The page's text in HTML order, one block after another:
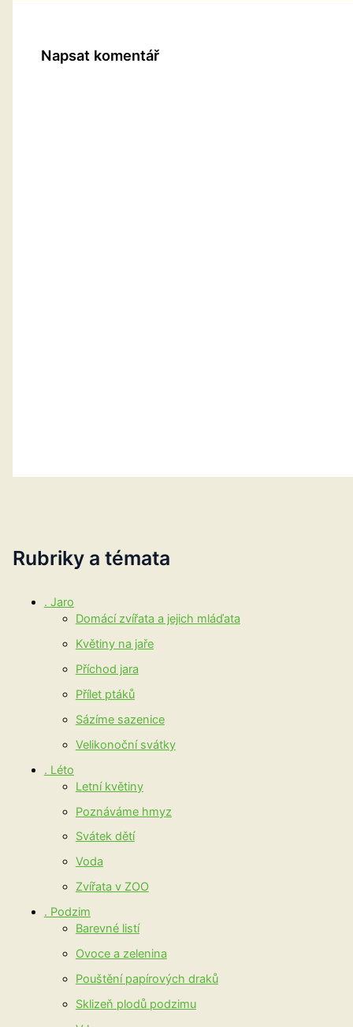
Rubriky a témata
. Jaro
Domácí zvířata a jejich mláďata
Květiny na jaře
Příchod jara
Přílet ptáků
Sázíme sazenice
Velikonoční svátky
. Léto
Letní květiny
Poznáváme hmyz
Svátek dětí
Voda
Zvířata v ZOO
. Podzim
Barevné listí
Ovoce a zelenina
Pouštění papírových draků
Sklizeň plodů podzimu
Napsat komentář